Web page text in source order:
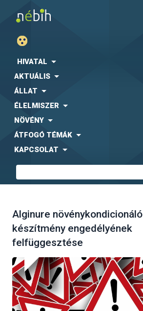
HIVATAL
AKTUÁLIS
ÁLLAT
ÉLELMISZER
NÖVÉNY
ÁTFOGÓ TÉMÁK
KAPCSOLAT
Alginure növénykondicionáló
készítmény engedélyének
felfüggesztése